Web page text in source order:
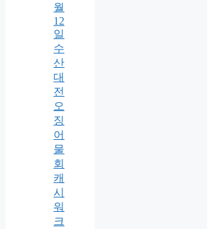
월
12
일
수
산
대
전
오
징
어
물
회
캐
시
워
크